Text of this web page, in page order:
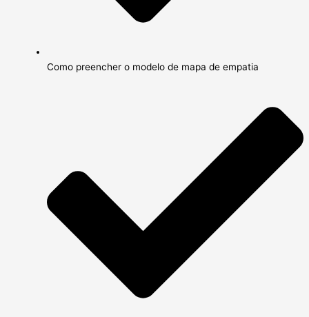
Como preencher o modelo de mapa de empatia